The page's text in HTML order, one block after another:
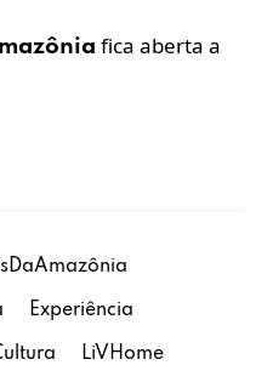
fica aberta a
Experiência
LiVHome